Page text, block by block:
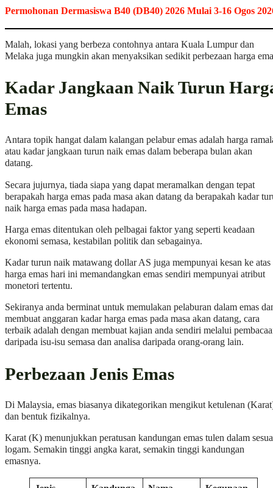
Permohonan Dermasiswa B40 (DB40) 2026 Mulai 3-16 Ogos
Malah, lokasi yang berbeza contohnya antara Kuala Lumpur dan
Melaka juga mungkin akan menyaksikan sedikit perbezaan harga
Kadar Jangkaan Naik Turun
Emas
Antara topik hangat dalam kalangan pelabur emas adalah harga
atau kadar jangkaan turun naik emas dalam beberapa bulan akan
datang.
Secara jujurnya, tiada siapa yang dapat meramalkan dengan tepat
berapakah harga emas pada masa akan datang da berapakah kadar
naik harga emas pada masa hadapan.
Harga emas ditentukan oleh pelbagai faktor yang seperti keadaan
ekonomi semasa, kestabilan politik dan sebagainya.
Kadar turun naik matawang dollar AS juga mempunyai kesan ke atas
harga emas hari ini memandangkan emas sendiri mempunyai atribut
monetori tertentu.
Sekiranya anda berminat untuk memulakan pelaburan dalam emas
membuat anggaran kadar harga emas pada masa akan datang, cara
terbaik adalah dengan membuat kajian anda sendiri melalui
daripada isu-isu semasa dan analisa daripada orang-orang lain.
Perbezaan Jenis Emas
Di Malaysia, emas biasanya dikategorikan mengikut ketulenan
dan bentuk fizikalnya.
Karat (K) menunjukkan peratusan kandungan emas tulen dalam
logam. Semakin tinggi angka karat, semakin tinggi kandungan
emasnya.